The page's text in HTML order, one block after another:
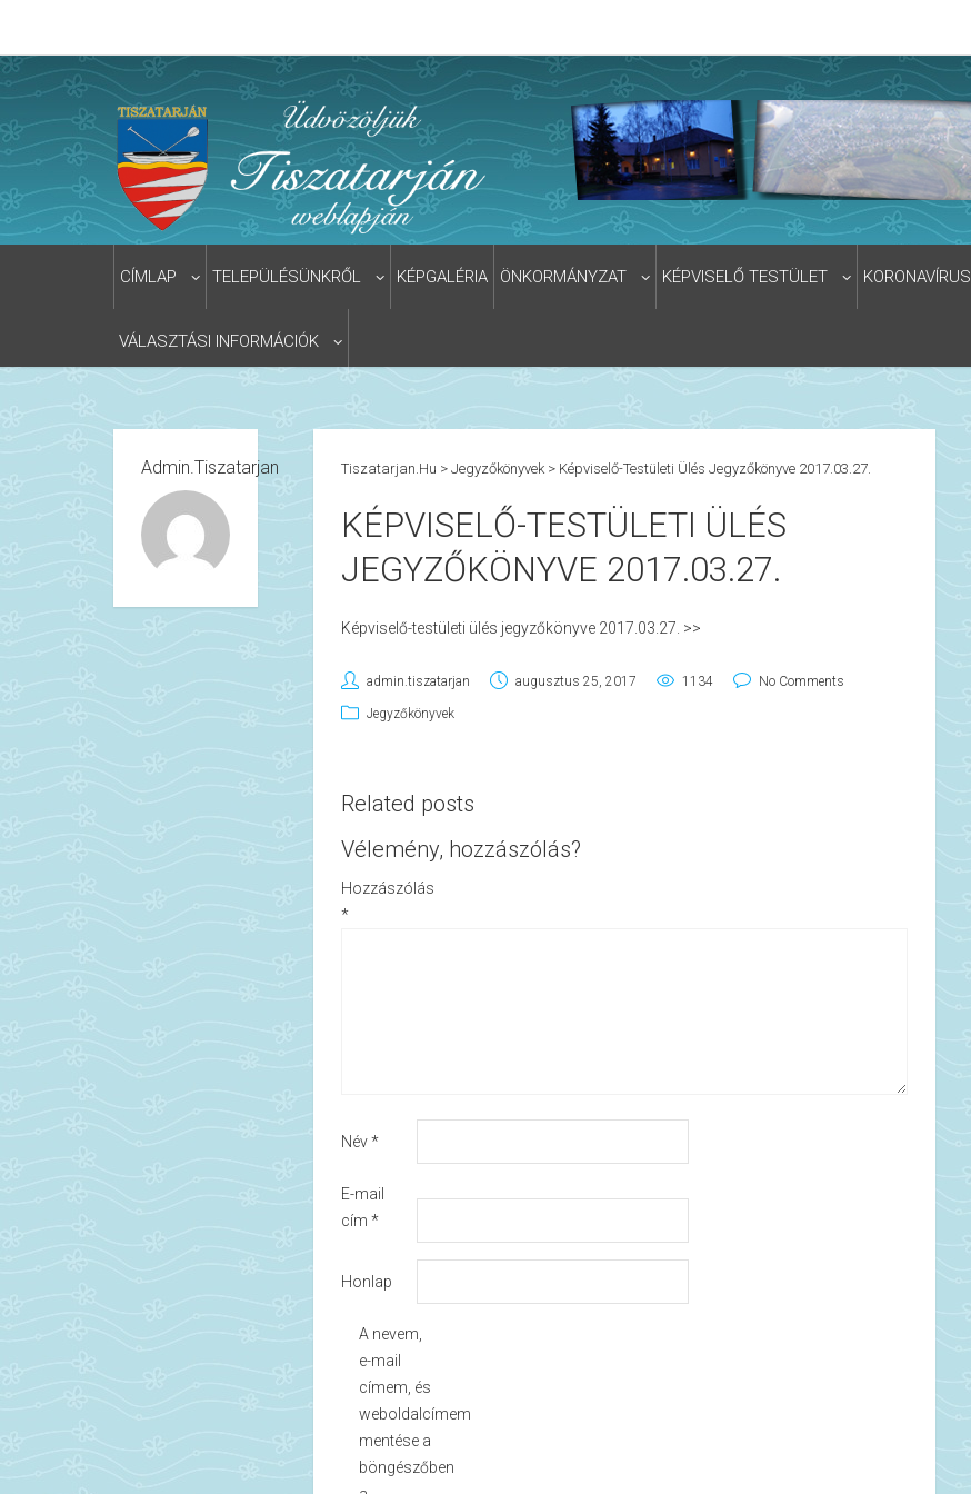
CÍMLAP TELEPÜLÉSÜNKRŐL KÉPGALÉRIA ÖNKORMÁNYZAT KÉPVISELŐ TESTÜLET KORONAVÍRUS
VÁLASZTÁSI INFORMÁCIÓK
Admin.tiszatarjan Tiszatarjan.hu > Jegyzőkönyvek> Képviselő-Testületi Ülés Jegyzőkönyve 2017.03.27.
KÉPVISELŐ-TESTÜLETI ÜLÉS
JEGYZŐKÖNYVE 2017.03.27.
Képviselő-testületi ülés jegyzőkönyve 2017.03.27. >>
admin.tiszatarjan augusztus 25, 2017 1134 No Comments
Jegyzőkönyvek
Related posts
Vélemény, hozzászólás?
Hozzászólás
*
Név*
E-mail
cím *
Honlap
A nevem,
e-mail
címem, és
weboldalcímem
mentése a
böngészőben